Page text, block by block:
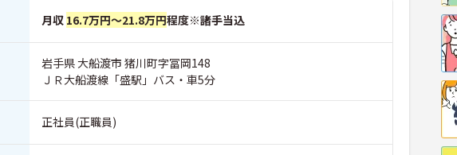
月収 16.7万円～21.8万円程度※諸手当込
岩手県 大船渡市 猪川町字冨岡148
ＪＲ大船渡線「盛駅」バス・車5分
正社員(正職員)